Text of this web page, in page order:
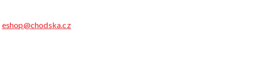
eshop@chodska.cz